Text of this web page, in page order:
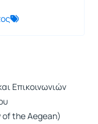
Επικοινωνιών
the Aegean)